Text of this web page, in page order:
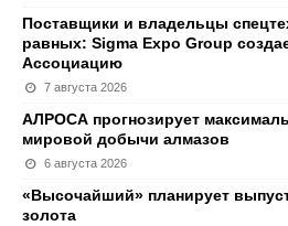
Поставщики и владельцы
равных: Sigma Expo Group
Ассоциацию
7 августа 2026
АЛРОСА прогнозирует
мировой добычи алмазов
6 августа 2026
«Высочайший» планирует
золота